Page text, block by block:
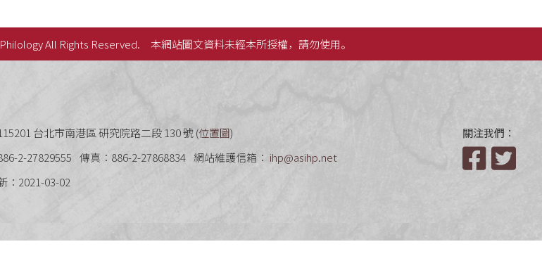
All Rights Reserved. 本網站圖文資料未經本所授權，請勿使用。
台北市南港區 研究院路二段 130 號 (位置圖)
2-27829555 傳真：886-2-27868834 網站維護信箱： ihp@asihp.net
：2021-03-02
關注我們：
Facebook